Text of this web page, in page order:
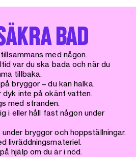
BAD
med någon.
var du ska bada och när du
tillbaka.
bryggor – du kan halka.
dyk inte på okänt vatten.
med stranden.
i eller håll fast någon under
bryggor och hoppställningar.
livräddningsmateriel.
hjälp om du är i nöd.